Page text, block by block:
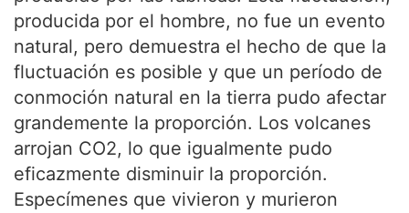
producida por el hombre, no fue un evento
natural, pero demuestra el hecho de que la
fluctuación es posible y que un período de
conmoción natural en la tierra pudo afectar
grandemente la proporción. Los volcanes
arrojan CO2, lo que igualmente pudo
eficazmente disminuir la proporción.
Especímenes que vivieron y murieron